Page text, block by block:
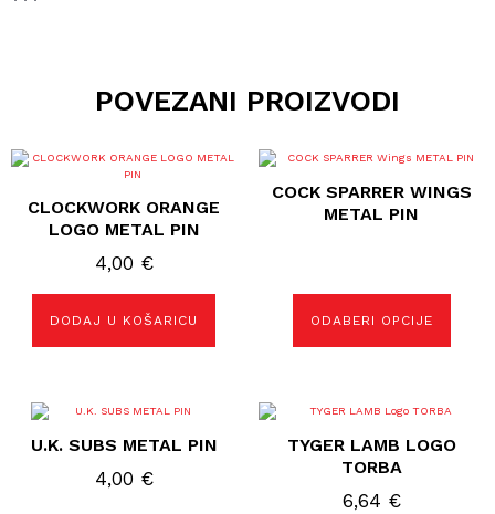
POVEZANI PROIZVODI
CLOCKWORK ORANGE
LOGO METAL PIN
4,00 €
DODAJ U KOŠARICU
COCK SPARRER WINGS
METAL PIN
ODABERI OPCIJE
Ovaj
ima
varijanti.
stranici
U.K. SUBS METAL PIN
4,00 €
TYGER LAMB LOGO
TORBA
6,64 €